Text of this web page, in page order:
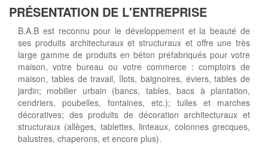
PRÉSENTATION DE L'ENTREPRISE
B.A.B est reconnu pour le développement et la beauté de
ses produits architecturaux et structuraux et offre une très
large gamme de produits en béton préfabriqués pour votre
maison, votre bureau ou votre commerce : comptoirs de
maison, tables de travail, îlots, baignoires, éviers, tables de
jardin; mobilier urbain (bancs, tables, bacs à plantation,
cendriers, poubelles, fontaines, etc.); tuiles et marches
décoratives; des produits de décoration architecturaux et
structuraux (allèges, tablettes, linteaux, colonnes grecques,
balustres, chaperons, et encore plus).